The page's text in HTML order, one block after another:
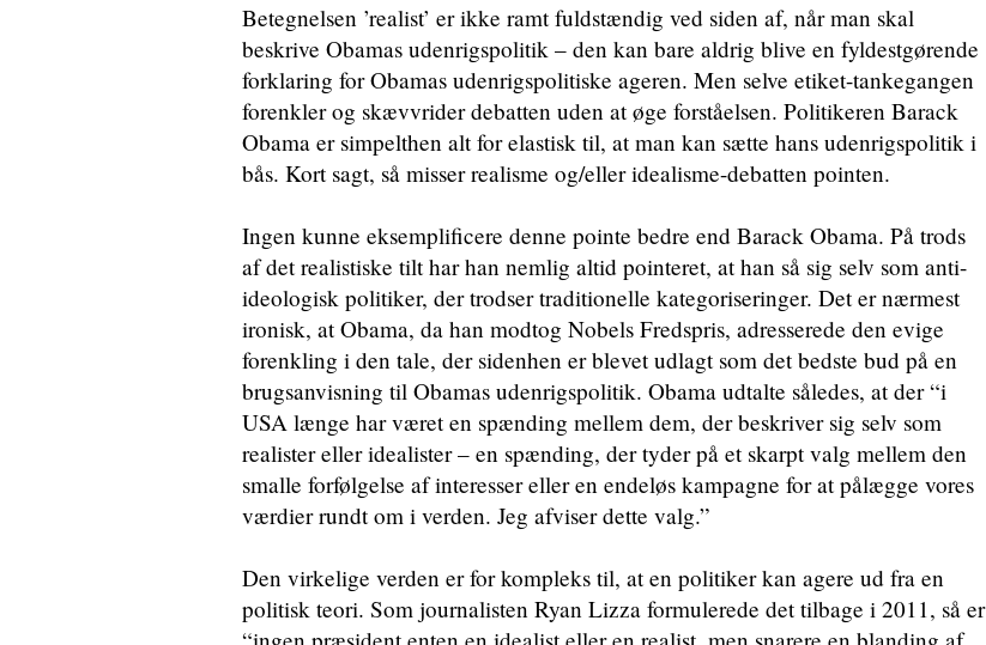
Betegnelsen ’realist’ er ikke ramt fuldstændig ved siden af, når man skal
beskrive Obamas udenrigspolitik – den kan bare aldrig blive en fyldestgørende
forklaring for Obamas udenrigspolitiske ageren. Men selve etiket-tankegangen
forenkler og skævvrider debatten uden at øge forståelsen. Politikeren Barack
Obama er simpelthen alt for elastisk til, at man kan sætte hans udenrigspolitik i
bås. Kort sagt, så misser realisme og/eller idealisme-debatten pointen.
Ingen kunne eksemplificere denne pointe bedre end Barack Obama. På trods
af det realistiske tilt har han nemlig altid pointeret, at han så sig selv som anti-
ideologisk politiker, der trodser traditionelle kategoriseringer. Det er nærmest
ironisk, at Obama, da han modtog Nobels Fredspris, adresserede den evige
forenkling i den tale, der sidenhen er blevet udlagt som det bedste bud på en
brugsanvisning til Obamas udenrigspolitik. Obama udtalte således, at der “i
USA længe har været en spænding mellem dem, der beskriver sig selv som
realister eller idealister – en spænding, der tyder på et skarpt valg mellem den
smalle forfølgelse af interesser eller en endeløs kampagne for at pålægge vores
værdier rundt om i verden. Jeg afviser dette valg.”
Den virkelige verden er for kompleks til, at en politiker kan agere ud fra en
politisk teori. Som journalisten Ryan Lizza formulerede det tilbage i 2011, så er